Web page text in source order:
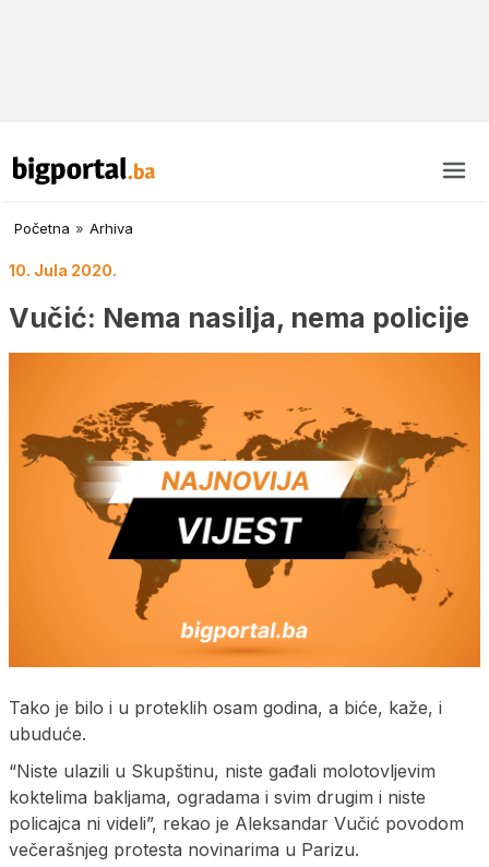
Početna » Arhiva
10. Jula 2020.
Vučić: Nema nasilja, nema policije
Tako je bilo i u proteklih osam godina, a biće, kaže, i
ubuduće.
“Niste ulazili u Skupštinu, niste gađali molotovljevim
koktelima bakljama, ogradama i svim drugim i niste
policajca ni videli”, rekao je Aleksandar Vučić povodom
večerašnjeg protesta novinarima u Parizu.